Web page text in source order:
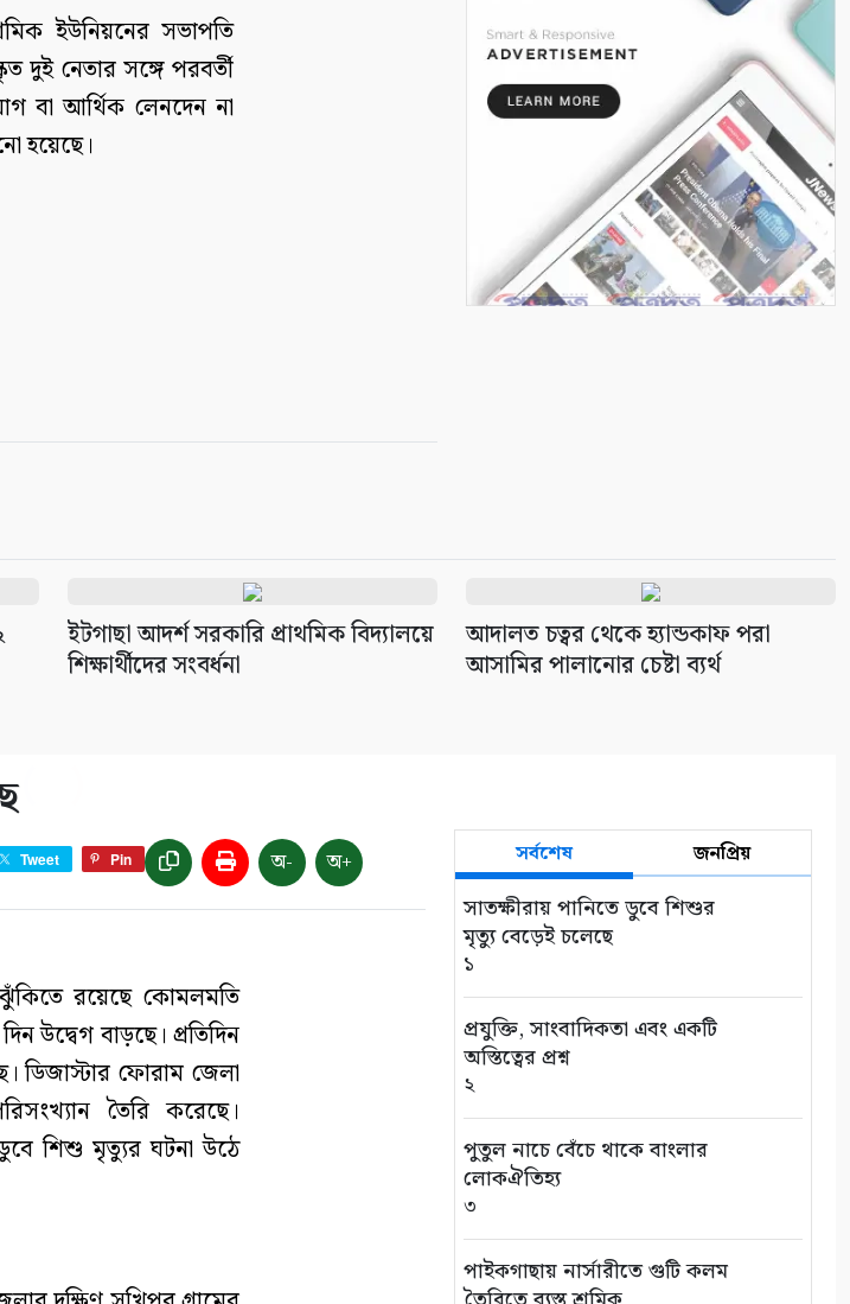
ইউনিয়নের সভাপতি
দুই নেতার সঙ্গে পরবর্তী
বা আর্থিক লেনদেন না
হয়েছে।
৬
আন্তর্জাতিক আদিবাসী দিবস ২০২৬:
বাংলাদেশের আদিবাসীদের দূর্গম
সুন্দরবনে বাঘের আক্রমণে ক্ষতিগ্রস্ত
তিন পরিবারকে স্বাবলম্বী করল
আইএফএসডি ফাউন্ডেশন
কলারোয়ায় ২০ বোতল এসকাফসহ
ইটগাছা আদর্শ সরকারি প্রাথমিক বিদ্যালয়ে
শিক্ষার্থীদের সংবর্ধনা
আদালত চত্বর থেকে হ্যান্ডকাফ পরা
আসামির পালানোর চেষ্টা ব্যর্থ
Tweet Pin অ- অ+
রয়েছে কোমলমতি
উদ্বেগ বাড়ছে। প্রতিদিন
ডিজাস্টার ফোরাম জেলা
তৈরি করেছে।
ডুবে শিশু মৃত্যুর ঘটনা উঠে
সর্বশেষ জনপ্রিয়
সাতক্ষীরায় পানিতে ডুবে শিশুর
মৃত্যু বেড়েই চলেছে
১
প্রযুক্তি, সাংবাদিকতা এবং একটি
অস্তিত্বের প্রশ্ন
২
পুতুল নাচে বেঁচে থাকে বাংলার
লোকঐতিহ্য
৩
পাইকগাছায় নার্সারীতে গুটি কলম